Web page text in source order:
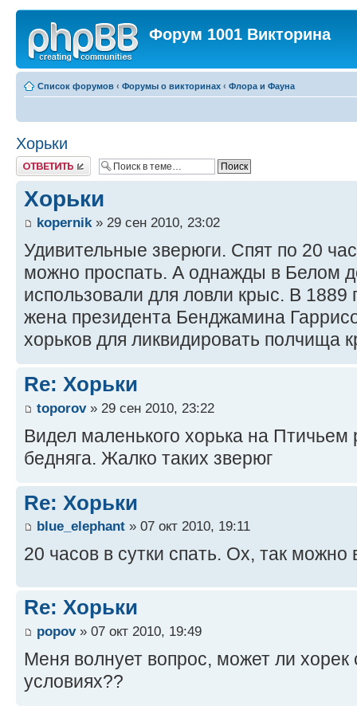
Форум 1001 Викторина
Список форумов ‹ Форумы о викторинах ‹ Флора и Фауна
Хорьки
Ответить
Хорьки
kopernik» 29 сен 2010, 23:02
Удивительные зверюги. Спят по 20
можно проспать. А однажды в Белом
использовали для ловли крыс. В 1889
жена президента Бенджамина
хорьков для ликвидировать полчища
Re: Хорьки
toporov» 29 сен 2010, 23:22
Видел маленького хорька на Птичьем
бедняга. Жалко таких зверюг
Re: Хорьки
blue_elephant » 07 окт 2010, 19:11
20 часов в сутки спать. Ох, так можно
Re: Хорьки
popov» 07 окт 2010, 19:49
Меня волнует вопрос, может ли
условиях??